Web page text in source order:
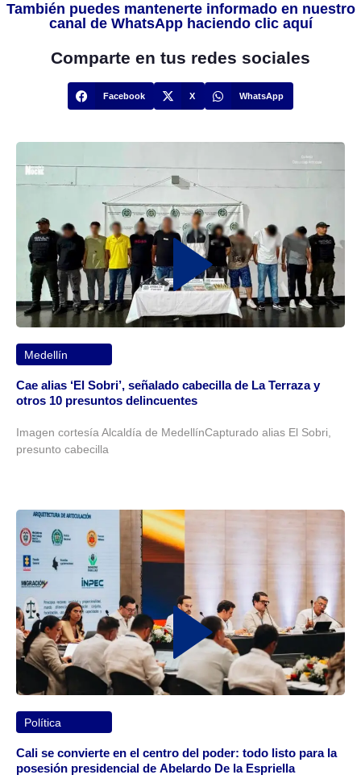
También puedes mantenerte informado en nuestro
canal de WhatsApp haciendo clic aquí
Comparte en tus redes sociales
Facebook X WhatsApp
Medellín
Cae alias ‘El Sobri’, señalado cabecilla de La Terraza y
otros 10 presuntos delincuentes
Imagen cortesía Alcaldía de MedellínCapturado alias El Sobri,
presunto cabecilla
Política
Cali se convierte en el centro del poder: todo listo para la
posesión presidencial de Abelardo De la Espriella